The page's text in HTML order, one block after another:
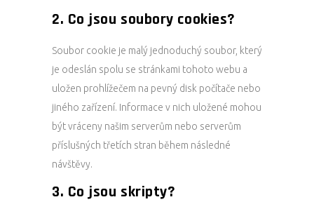
2. Co jsou soubory cookies?
Soubor cookie je malý jednoduchý soubor, který
je odeslán spolu se stránkami tohoto webu a
uložen prohlížečem na pevný disk počítače nebo
jiného zařízení. Informace v nich uložené mohou
být vráceny našim serverům nebo serverům
příslušných třetích stran během následné
návštěvy.
3. Co jsou skripty?